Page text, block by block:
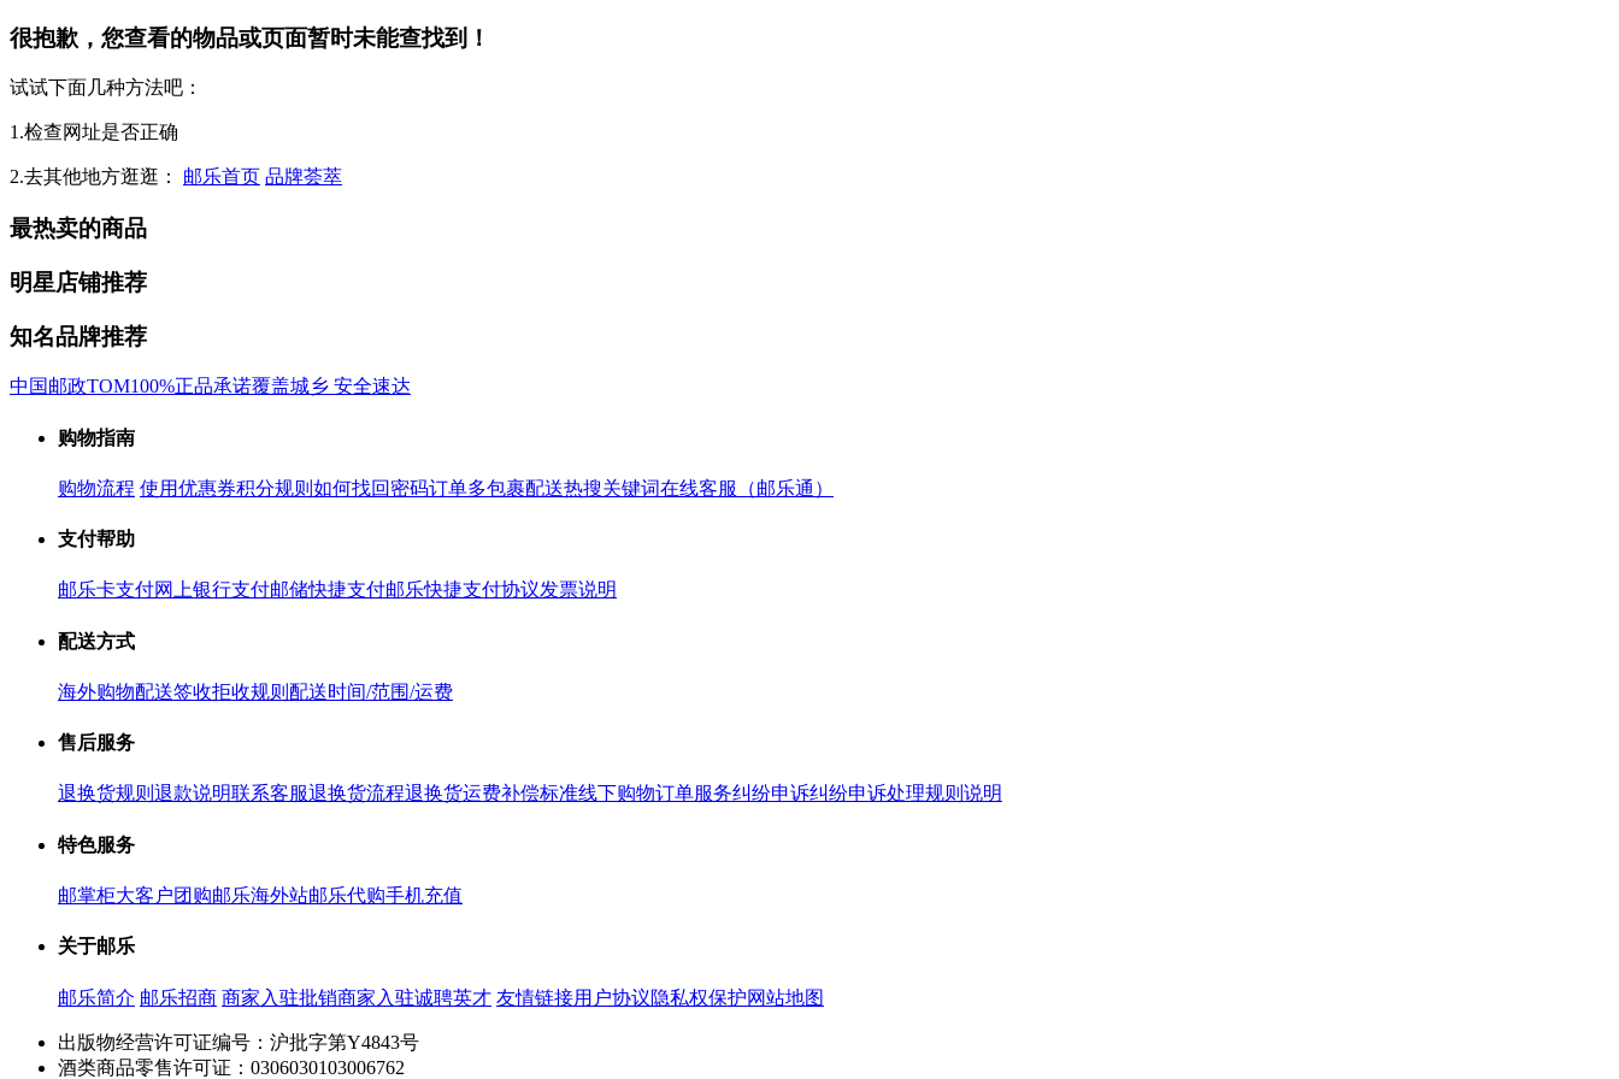
很抱歉，您查看的物品或页面暂时未能查找到！
试试下面几种方法吧：
1.检查网址是否正确
2.去其他地方逛逛： 邮乐首页 品牌荟萃
最热卖的商品
明星店铺推荐
知名品牌推荐
中国邮政TOM100%正品承诺覆盖城乡 安全速达
购物指南
购物流程 使用优惠券积分规则 如何找回密码订单多包裹配送热搜关键词在线客服（邮乐通）
支付帮助
邮乐卡支付网上银行支付邮储快捷支付邮乐快捷支付协议发票说明
配送方式
海外购物配送签收拒收规则 配送时间/范围/运费
售后服务
退换货规则 退款说明联系客服退换货流程退换货运费补偿标准线下购物订单服务纠纷申诉纠纷申诉处理规则说明
特色服务
邮掌柜大客户团购邮乐海外站邮乐代购手机充值
关于邮乐
邮乐简介 邮乐招商 商家入驻批销商家入驻诚聘英才 友情链接用户协议隐私权保护网站地图
出版物经营许可证编号：沪批字第Y4843号
酒类商品零售许可证：0306030103006762